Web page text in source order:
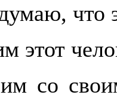
что
этот
со